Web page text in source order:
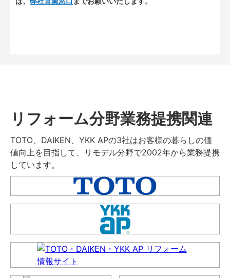
リフォーム分野業務提携関連
TOTO、DAIKEN、YKK APの3社はお客様の暮らしの価
値向上を目指して、リモデル分野で2002年から業務提携
しています。